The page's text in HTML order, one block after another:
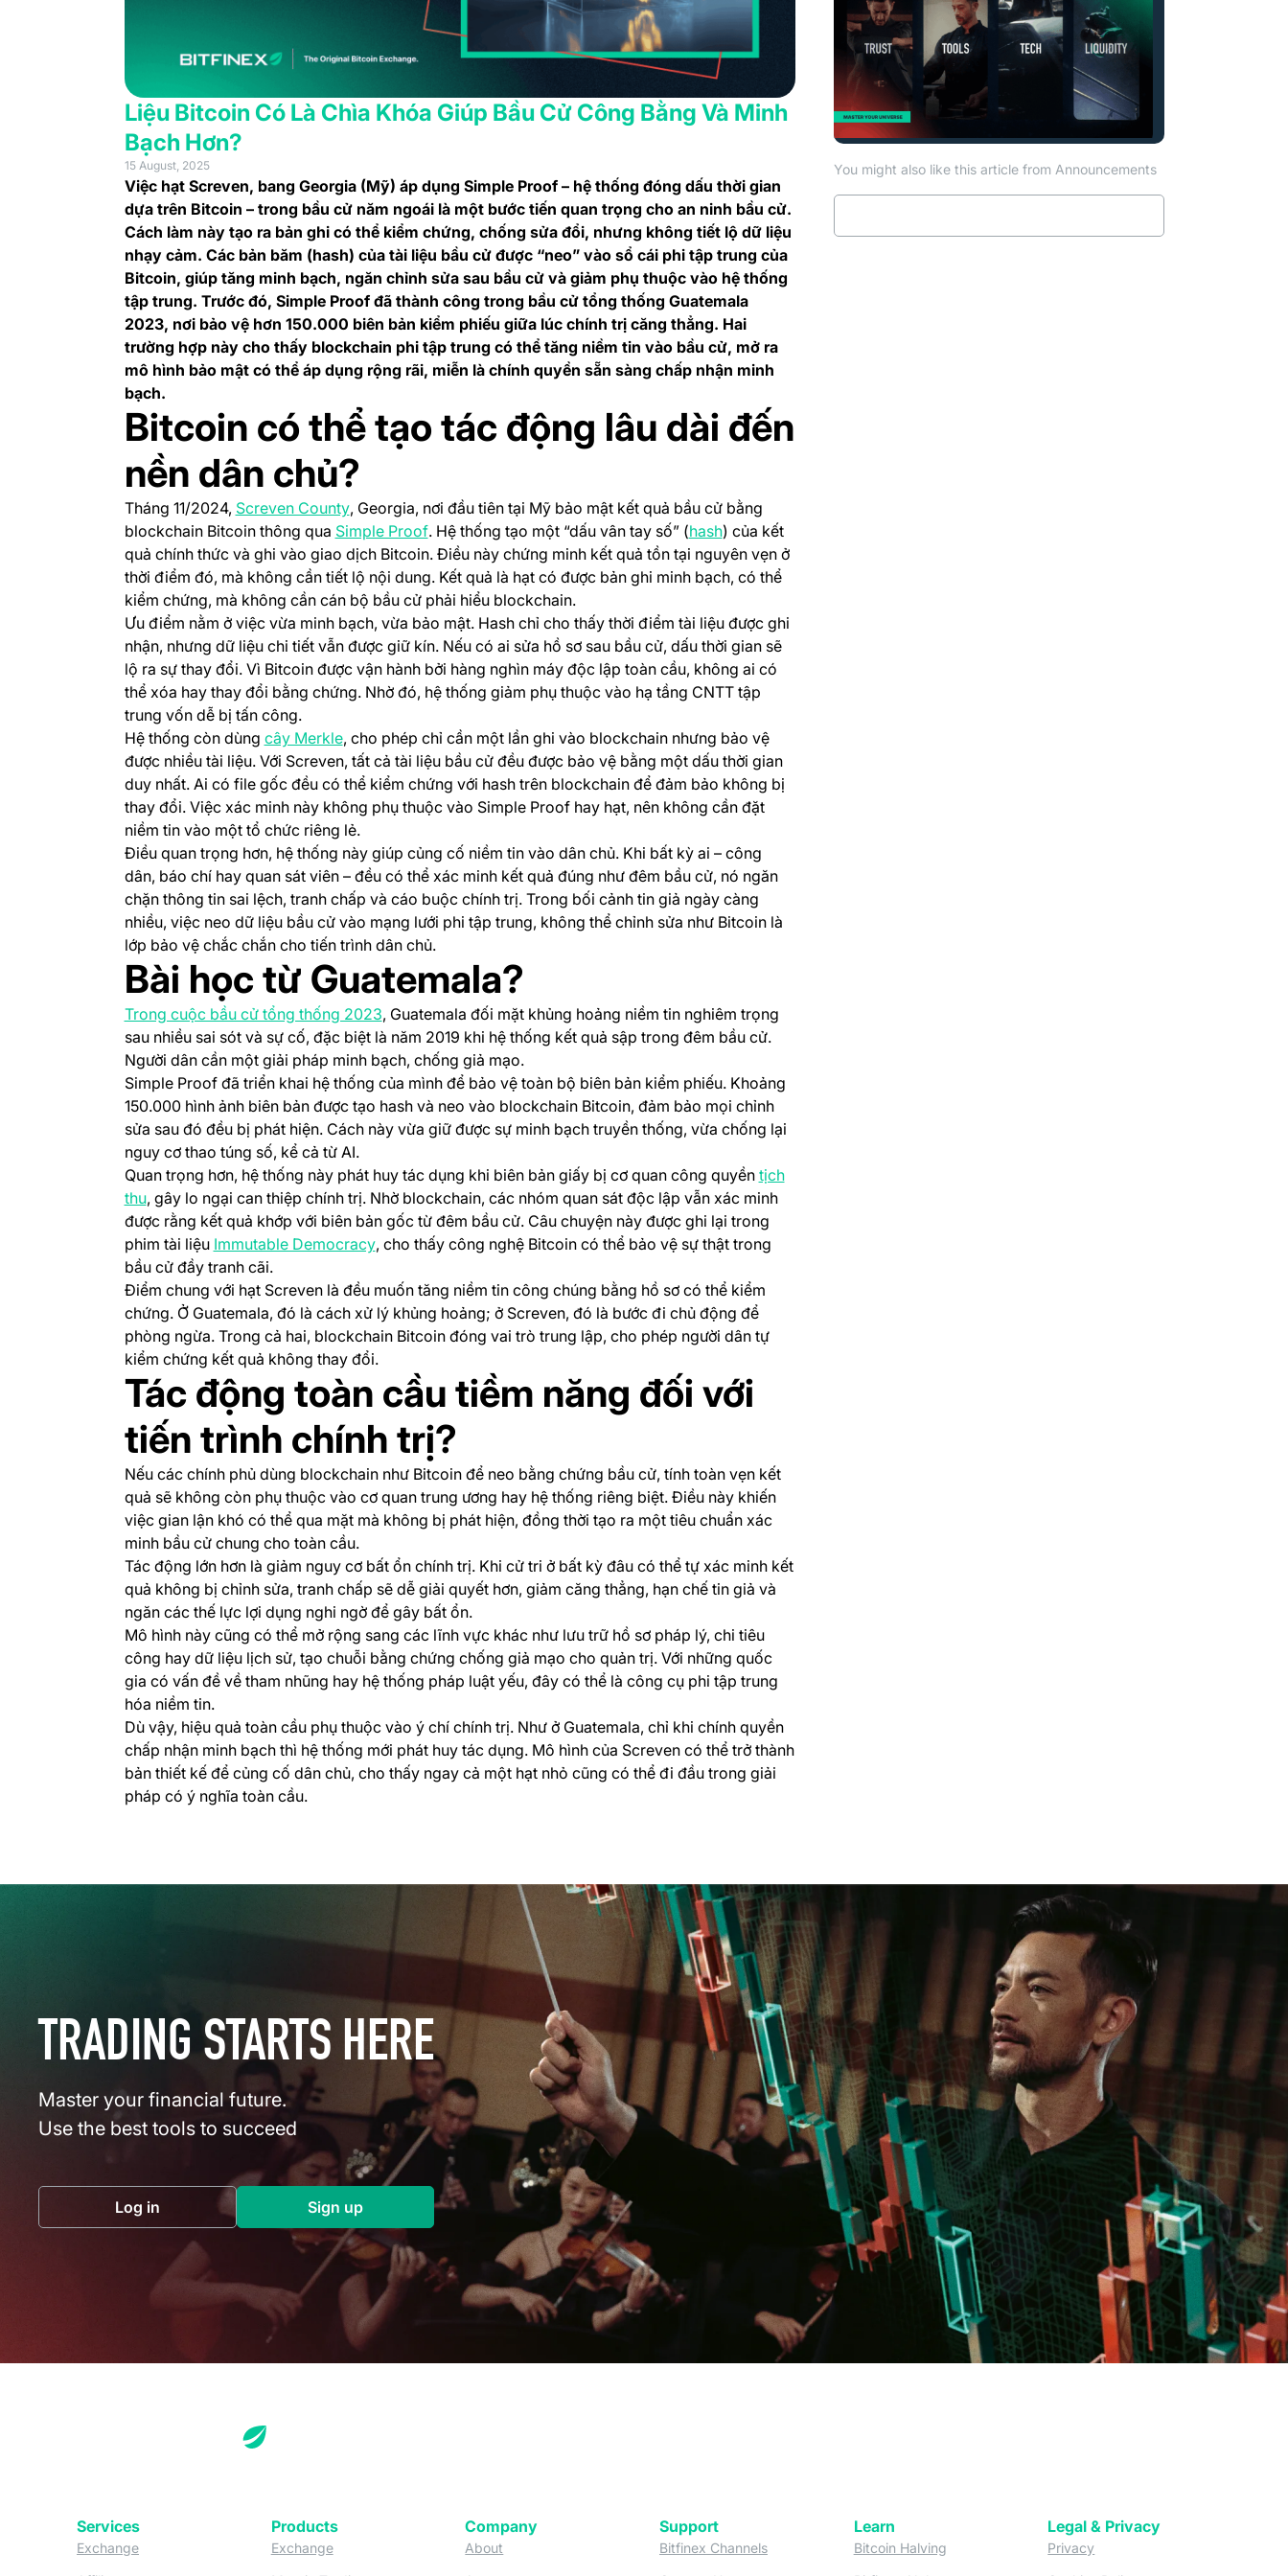
Liệu Bitcoin Có Là Chìa Khóa Giúp Bầu Cử Công Bằng Và Minh
Bạch Hơn?
15 August, 2025
Việc hạt Screven, bang Georgia (Mỹ) áp dụng Simple Proof – hệ thống đóng dấu thời gian
dựa trên Bitcoin – trong bầu cử năm ngoái là một bước tiến quan trọng cho an ninh bầu cử.
Cách làm này tạo ra bản ghi có thể kiểm chứng, chống sửa đổi, nhưng không tiết lộ dữ liệu
nhạy cảm. Các bản băm (hash) của tài liệu bầu cử được “neo” vào sổ cái phi tập trung của
Bitcoin, giúp tăng minh bạch, ngăn chỉnh sửa sau bầu cử và giảm phụ thuộc vào hệ thống
tập trung. Trước đó, Simple Proof đã thành công trong bầu cử tổng thống Guatemala
2023, nơi bảo vệ hơn 150.000 biên bản kiểm phiếu giữa lúc chính trị căng thẳng. Hai
trường hợp này cho thấy blockchain phi tập trung có thể tăng niềm tin vào bầu cử, mở ra
mô hình bảo mật có thể áp dụng rộng rãi, miễn là chính quyền sẵn sàng chấp nhận minh
bạch.
Bitcoin có thể tạo tác động lâu dài đến
nền dân chủ?
Tháng 11/2024, Screven County(opens in a new tab)
, Georgia, nơi đầu tiên tại Mỹ bảo mật kết quả bầu cử bằng
blockchain Bitcoin thông qua Simple Proof(opens in a new tab)
. Hệ thống tạo một “dấu vân tay số” (hash(opens in a new tab)
) của kết
quả chính thức và ghi vào giao dịch Bitcoin. Điều này chứng minh kết quả tồn tại nguyên vẹn ở
thời điểm đó, mà không cần tiết lộ nội dung. Kết quả là hạt có được bản ghi minh bạch, có thể
kiểm chứng, mà không cần cán bộ bầu cử phải hiểu blockchain.
Ưu điểm nằm ở việc vừa minh bạch, vừa bảo mật. Hash chỉ cho thấy thời điểm tài liệu được ghi
nhận, nhưng dữ liệu chi tiết vẫn được giữ kín. Nếu có ai sửa hồ sơ sau bầu cử, dấu thời gian sẽ
lộ ra sự thay đổi. Vì Bitcoin được vận hành bởi hàng nghìn máy độc lập toàn cầu, không ai có
thể xóa hay thay đổi bằng chứng. Nhờ đó, hệ thống giảm phụ thuộc vào hạ tầng CNTT tập
trung vốn dễ bị tấn công.
Hệ thống còn dùng cây Merkle(opens in a new tab)
, cho phép chỉ cần một lần ghi vào blockchain nhưng bảo vệ
được nhiều tài liệu. Với Screven, tất cả tài liệu bầu cử đều được bảo vệ bằng một dấu thời gian
duy nhất. Ai có file gốc đều có thể kiểm chứng với hash trên blockchain để đảm bảo không bị
thay đổi. Việc xác minh này không phụ thuộc vào Simple Proof hay hạt, nên không cần đặt
niềm tin vào một tổ chức riêng lẻ.
Điều quan trọng hơn, hệ thống này giúp củng cố niềm tin vào dân chủ. Khi bất kỳ ai – công
dân, báo chí hay quan sát viên – đều có thể xác minh kết quả đúng như đêm bầu cử, nó ngăn
chặn thông tin sai lệch, tranh chấp và cáo buộc chính trị. Trong bối cảnh tin giả ngày càng
nhiều, việc neo dữ liệu bầu cử vào mạng lưới phi tập trung, không thể chỉnh sửa như Bitcoin là
lớp bảo vệ chắc chắn cho tiến trình dân chủ.
Bài học từ Guatemala?
Trong cuộc bầu cử tổng thống 2023(opens in a new tab)
, Guatemala đối mặt khủng hoảng niềm tin nghiêm trọng
sau nhiều sai sót và sự cố, đặc biệt là năm 2019 khi hệ thống kết quả sập trong đêm bầu cử.
Người dân cần một giải pháp minh bạch, chống giả mạo.
Simple Proof đã triển khai hệ thống của mình để bảo vệ toàn bộ biên bản kiểm phiếu. Khoảng
150.000 hình ảnh biên bản được tạo hash và neo vào blockchain Bitcoin, đảm bảo mọi chỉnh
sửa sau đó đều bị phát hiện. Cách này vừa giữ được sự minh bạch truyền thống, vừa chống lại
nguy cơ thao túng số, kể cả từ AI.
Quan trọng hơn, hệ thống này phát huy tác dụng khi biên bản giấy bị cơ quan công quyền tịch
thu(opens in a new tab)
, gây lo ngại can thiệp chính trị. Nhờ blockchain, các nhóm quan sát độc lập vẫn xác minh
được rằng kết quả khớp với biên bản gốc từ đêm bầu cử. Câu chuyện này được ghi lại trong
phim tài liệu Immutable Democracy(opens in a new tab)
, cho thấy công nghệ Bitcoin có thể bảo vệ sự thật trong
bầu cử đầy tranh cãi.
Điểm chung với hạt Screven là đều muốn tăng niềm tin công chúng bằng hồ sơ có thể kiểm
chứng. Ở Guatemala, đó là cách xử lý khủng hoảng; ở Screven, đó là bước đi chủ động để
phòng ngừa. Trong cả hai, blockchain Bitcoin đóng vai trò trung lập, cho phép người dân tự
kiểm chứng kết quả không thay đổi.
Tác động toàn cầu tiềm năng đối với
tiến trình chính trị?
Nếu các chính phủ dùng blockchain như Bitcoin để neo bằng chứng bầu cử, tính toàn vẹn kết
quả sẽ không còn phụ thuộc vào cơ quan trung ương hay hệ thống riêng biệt. Điều này khiến
việc gian lận khó có thể qua mặt mà không bị phát hiện, đồng thời tạo ra một tiêu chuẩn xác
minh bầu cử chung cho toàn cầu.
Tác động lớn hơn là giảm nguy cơ bất ổn chính trị. Khi cử tri ở bất kỳ đâu có thể tự xác minh kết
quả không bị chỉnh sửa, tranh chấp sẽ dễ giải quyết hơn, giảm căng thẳng, hạn chế tin giả và
ngăn các thế lực lợi dụng nghi ngờ để gây bất ổn.
Mô hình này cũng có thể mở rộng sang các lĩnh vực khác như lưu trữ hồ sơ pháp lý, chi tiêu
công hay dữ liệu lịch sử, tạo chuỗi bằng chứng chống giả mạo cho quản trị. Với những quốc
gia có vấn đề về tham nhũng hay hệ thống pháp luật yếu, đây có thể là công cụ phi tập trung
hóa niềm tin.
Dù vậy, hiệu quả toàn cầu phụ thuộc vào ý chí chính trị. Như ở Guatemala, chỉ khi chính quyền
chấp nhận minh bạch thì hệ thống mới phát huy tác dụng. Mô hình của Screven có thể trở thành
bản thiết kế để củng cố dân chủ, cho thấy ngay cả một hạt nhỏ cũng có thể đi đầu trong giải
pháp có ý nghĩa toàn cầu.
You might also like this article from Announcements
TRADING STARTS HERE
Master your financial future.
Use the best tools to succeed
Log in(opens in a new tab) Sign up(opens in a new tab)
Services
Exchange(opens in a new tab)
Products
Exchange(opens in a new tab)
Company
About
Support
Bitfinex Channels(opens in a new tab)
Learn
Bitcoin Halving(opens in a new tab)
Legal & Privacy
Privacy(opens in a new tab)